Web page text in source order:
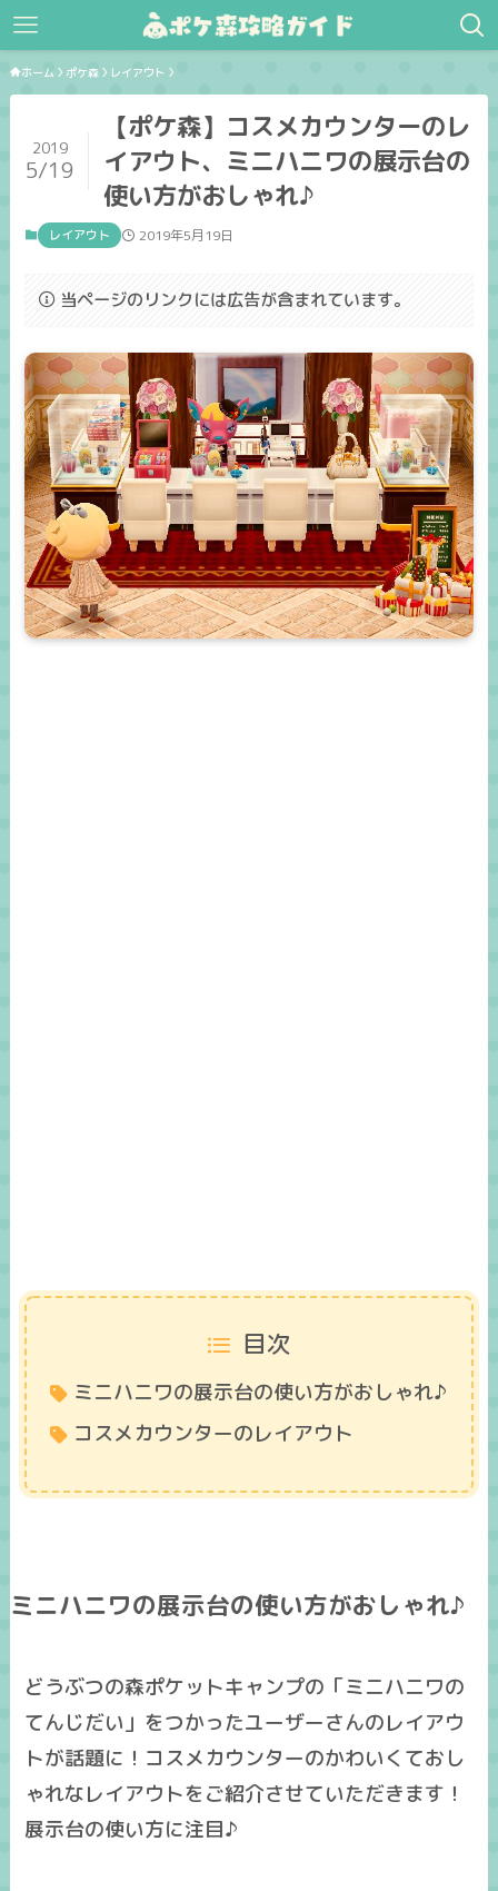
ホーム ポケ森 レイアウト
【ポケ森】コスメカウンターのレ
イアウト、ミニハニワの展示台の
使い方がおしゃれ♪
2019
5/19
レイアウト 2019年5月19日
当ページのリンクには広告が含まれています。
目次
ミニハニワの展示台の使い方がおしゃれ♪
コスメカウンターのレイアウト
ミニハニワの展示台の使い方がおしゃれ♪
どうぶつの森ポケットキャンプの「ミニハニワの
てんじだい」をつかったユーザーさんのレイアウ
トが話題に！コスメカウンターのかわいくておし
ゃれなレイアウトをご紹介させていただきます！
展示台の使い方に注目♪